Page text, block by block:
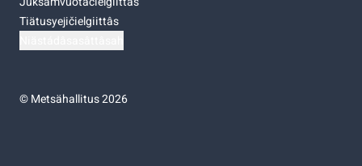
Tiätusyejičielgiittâs
©Metsähallitus 2026